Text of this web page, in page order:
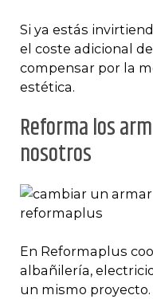
Si ya estás
el coste adicional
compensar por la
estética.
Reforma los
nosotros
En Reformaplus
albañilería,
un mismo